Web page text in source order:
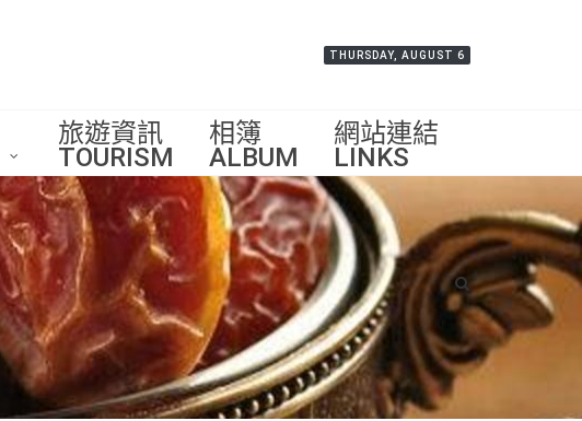
THURSDAY, AUGUST 6
旅遊資訊
TOURISM
相簿
ALBUM
網站連結
LINKS